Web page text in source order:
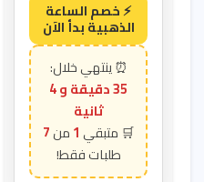
35 دقيقة و 3
ثانية
1
7